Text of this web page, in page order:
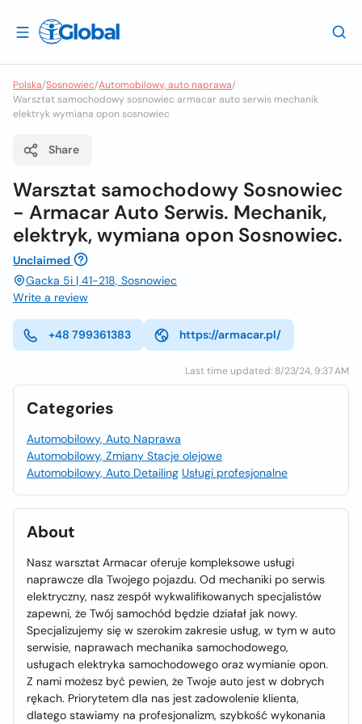
Polska/Sosnowiec/Automobilowy, auto naprawa/
Warsztat samochodowy sosnowiec armacar auto serwis mechanik
elektryk wymiana opon sosnowiec
Share
Warsztat samochodowy Sosnowiec
- Armacar Auto Serwis. Mechanik,
elektryk, wymiana opon Sosnowiec.
Unclaimed
Gacka 5i | 41-218, Sosnowiec
Write a review
+48 799361383 https://armacar.pl/
Last time updated: 8/23/24, 9:37 AM
Categories
Automobilowy, Auto Naprawa
Automobilowy, Zmiany Stacje olejowe
Automobilowy, Auto Detailing Usługi profesjonalne
About
Nasz warsztat Armacar oferuje kompleksowe usługi
naprawcze dla Twojego pojazdu. Od mechaniki po serwis
elektryczny, nasz zespół wykwalifikowanych specjalistów
zapewni, że Twój samochód będzie działał jak nowy.
Specjalizujemy się w szerokim zakresie usług, w tym w auto
serwisie, naprawach mechanika samochodowego,
usługach elektryka samochodowego oraz wymianie opon.
Z nami możesz być pewien, że Twoje auto jest w dobrych
rękach. Priorytetem dla nas jest zadowolenie klienta,
dlatego stawiamy na profesjonalizm, szybkość wykonania